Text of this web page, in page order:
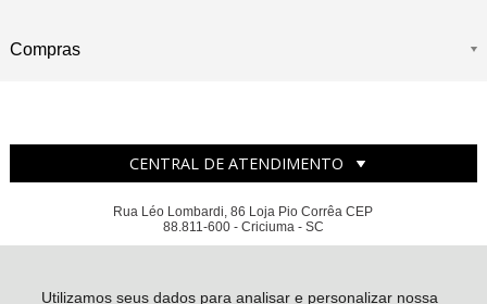
Utilizamos seus dados para analisar e personalizar nossa
Compras
CENTRAL DE ATENDIMENTO
Rua Léo Lombardi, 86 Loja Pio Corrêa CEP
88.811-600 - Criciuma - SC